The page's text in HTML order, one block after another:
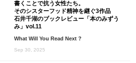
書くことで抗う女性たち。
そのシスターフッド精神を継ぐ3作品
石井千湖のブックレビュー「本のみずう
み」vol.11
What Will You Read Next ?
Sep 30, 2025